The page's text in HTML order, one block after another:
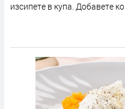
изсипете в купа. Добавете